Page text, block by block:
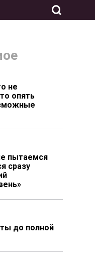
не
опять
пытаемся
сразу
до полной